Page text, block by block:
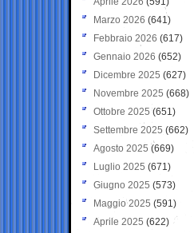
Marzo 2026 (641)
Febbraio 2026 (617)
Gennaio 2026 (652)
Dicembre 2025 (627)
Novembre 2025 (668)
Ottobre 2025 (651)
Settembre 2025 (662)
Agosto 2025 (669)
Luglio 2025 (671)
Giugno 2025 (573)
Maggio 2025 (591)
Aprile 2025 (622)